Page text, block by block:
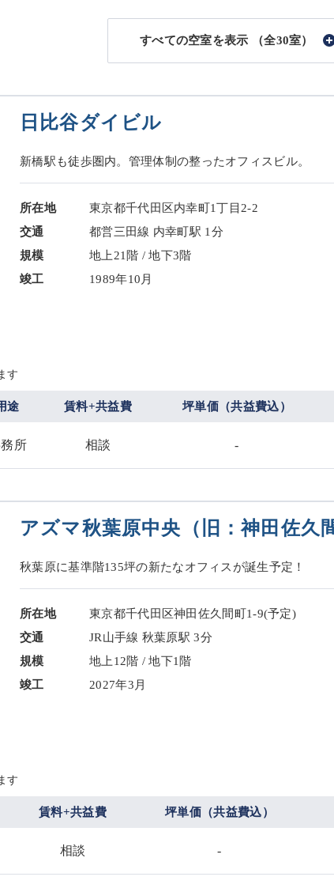
（全30室）
日比谷ダイビル
新橋駅も徒歩圏内。管理体制の整ったオフィスビル。
所在地
東京都千代田区内幸町1丁目2-2
交通
都営三田線 内幸町駅 1分
規模
地上21階 / 地下3階
竣工
1989年10月
す
途 賃料+共益費 坪単価（共益費込）
所 相談 -
アズマ秋葉原中央（旧：神田佐久
秋葉原に基準階135坪の新たなオフィスが誕生予定！
所在地
東京都千代田区神田佐久間町1-9(予定)
交通
JR山手線 秋葉原駅 3分
規模
地上12階 / 地下1階
竣工
2027年3月
す
賃料+共益費 坪単価（共益費込）
相談 -